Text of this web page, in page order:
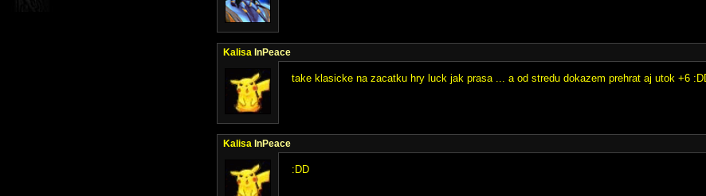
Kalisa InPeace
take klasicke na zacatku hry luck jak prasa ... a od stredu dokazem prehrat aj utok +6
Kalisa InPeace
:DD